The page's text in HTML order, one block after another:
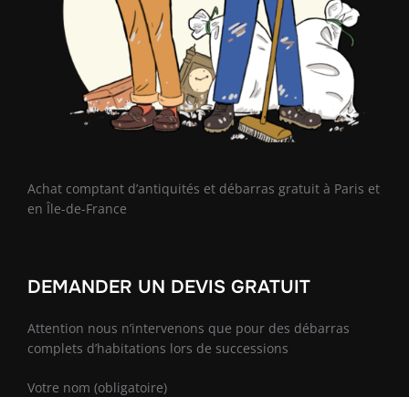
Achat comptant d’antiquités et débarras gratuit à Paris et
en Île-de-France
DEMANDER UN DEVIS GRATUIT
Attention nous n’intervenons que pour des débarras
complets d’habitations lors de successions
Votre nom (obligatoire)